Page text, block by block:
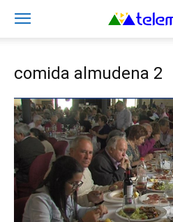
comida almudena 2